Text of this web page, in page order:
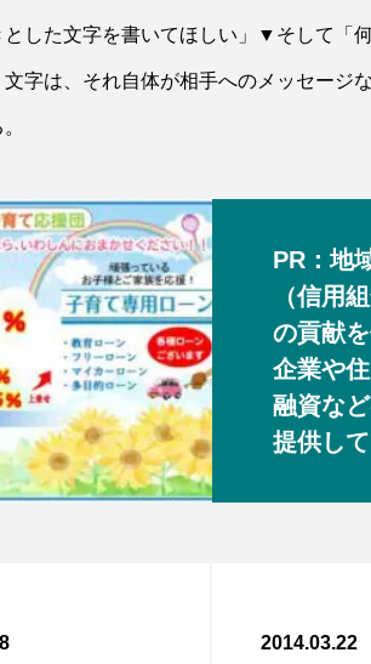
した文字を書いてほしい」▼そして「
文字は、それ自体が相手へのメッセージ
PR：地
（信用
の貢献
企業や
融資な
提供して
2014.03.22